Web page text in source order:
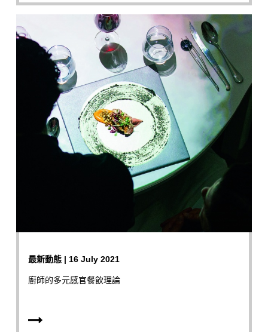
最新動態 | 16 July 2021
廚師的多元感官餐飲理論